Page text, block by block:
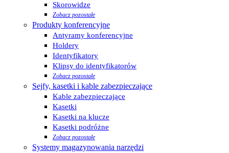
Skorowidze
Zobacz pozostałe
Produkty konferencyjne
Antyramy konferencyjne
Holdery
Identyfikatory
Klipsy do identyfikatorów
Zobacz pozostałe
Sejfy, kasetki i kable zabezpieczające
Kable zabezpieczające
Kasetki
Kasetki na klucze
Kasetki podróżne
Zobacz pozostałe
Systemy magazynowania narzędzi